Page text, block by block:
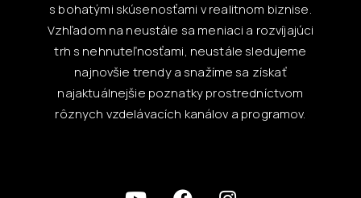
s bohatými skúsenosťami v realitnom biznise.
Vzhľadom na neustále sa meniaci a rozvíjajúci
trh s nehnuteľnosťami, neustále sledujeme
najnovšie trendy a snažíme sa získať
najaktuálnejšie poznatky prostredníctvom
rôznych vzdelávacích kanálov a programov.